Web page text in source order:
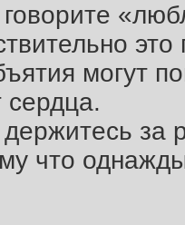
это
могут
сердца.
за
что